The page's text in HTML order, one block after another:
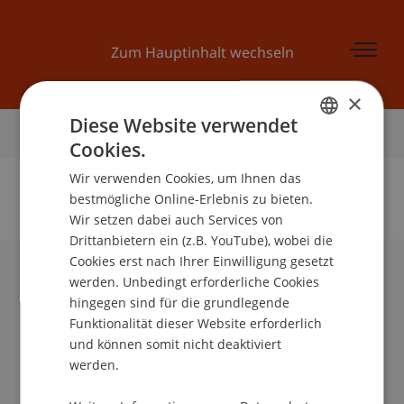
Zum Hauptinhalt wechseln
Startseite
Keine Daten zu dieser Person gefunden
Universität Liechtenstein
Fürst-Franz-Josef-Strasse
9490 Vaduz
Liechtenstein
info@uni.li
×
Diese Website verwendet
Cookies.
Wir verwenden Cookies, um Ihnen das
bestmögliche Online-Erlebnis zu bieten.
Wir setzen dabei auch Services von
Drittanbietern ein (z.B. YouTube), wobei die
Cookies erst nach Ihrer Einwilligung gesetzt
werden. Unbedingt erforderliche Cookies
hingegen sind für die grundlegende
Funktionalität dieser Website erforderlich
und können somit nicht deaktiviert
werden.